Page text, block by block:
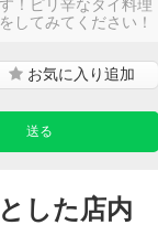
！ピリ辛なタイ料理
してみてください！
お気に入り追加
送る
した店内